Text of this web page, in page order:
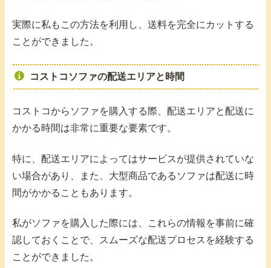
実際に私もこの方法を利用し、送料を完全にカットする
ことができました。
コストコソファの配送エリアと時間
コストコからソファを購入する際、配送エリアと配送に
かかる時間は非常に重要な要素です。
特に、配送エリアによってはサービスが提供されていな
い場合があり、また、大型商品であるソファは配送に時
間がかかることもあります。
私がソファを購入した際には、これらの情報を事前に確
認しておくことで、スムーズな配送プロセスを経験する
ことができました。